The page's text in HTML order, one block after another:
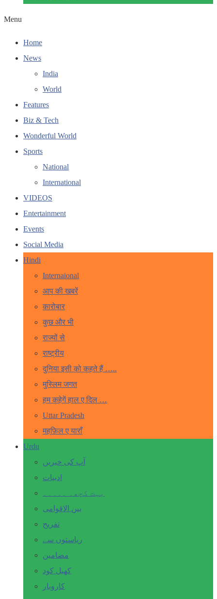
Menu
Home
News
India
World
Features
Biz & Tech
Wonderful World
Sports
National
International
VIDEOS
Entertainment
Events
Social Media
Hindi
Internaional
आप की खबरें
कारोबार
कुछ और भी
राज्यों से
राष्ट्रीय
दुनिया इसी को कहते हैं …..
मुस्लिम जगत
हम कहेगें हाल ए दिल …
Uttar Pradesh
महफ़िल ए याराँ
Urdu
آپ کی خبریں
ادبیات
بہت کچھ۔ ۔۔۔۔۔
بین الاقوامی
تفریح
ریاستوں سے
مضامین
کھیل کود
کاروبار